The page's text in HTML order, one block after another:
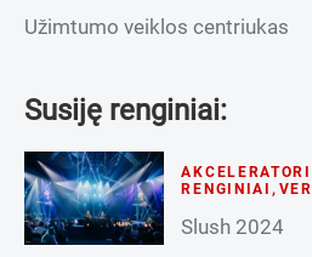
Užimtumo veiklos centriukas
Susiję renginiai:
RENGINIAI ,
Slush 2024